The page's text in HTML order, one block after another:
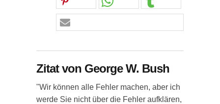
Zitat von George W. Bush
"Wir können alle Fehler machen, aber ich
werde Sie nicht über die Fehler aufklären,